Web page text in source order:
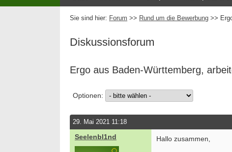
Sie sind hier: Forum >> Rund um die Bewerbung >>
Diskussionsforum
Ergo aus Baden-Württemberg,
Optionen:
29. Mai 2021 11:18
Seelenbl1nd Hallo zusammen,